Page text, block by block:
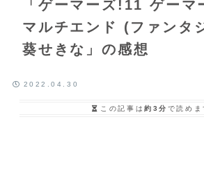
「ゲーマーズ!11 ゲーマ
マルチエンド (ファンタ
葵せきな」の感想
2022.04.30
この記事は約3分 で読めま